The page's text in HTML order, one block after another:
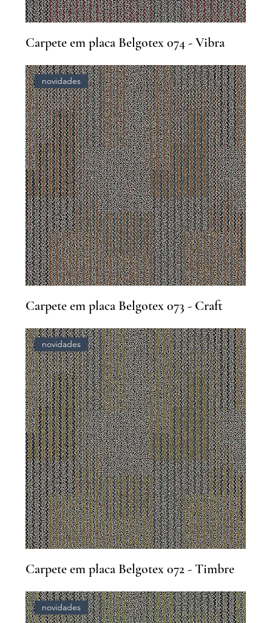
Carpete em placa Belgotex 074 - Vibra
novidades
Carpete em placa Belgotex 073 - Craft
novidades
Carpete em placa Belgotex 072 - Timbre
novidades